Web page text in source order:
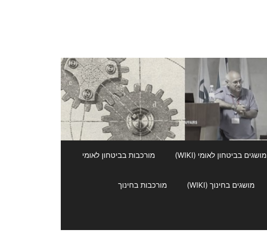
מושגים בביטחון לאומי (WIKI) מורכבות בביטחון לאומי
מושגים בחינוך (WIKI) מורכבות בחינוך